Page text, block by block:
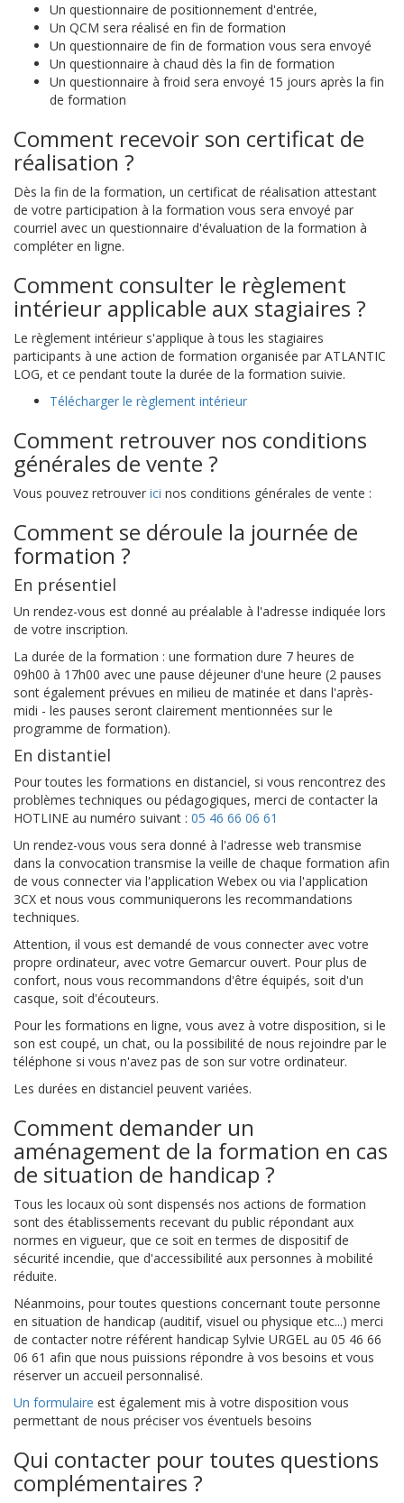
Un questionnaire de positionnement d'entrée,
Un QCM sera réalisé en fin de formation
Un questionnaire de fin de formation vous sera envoyé
Un questionnaire à chaud dès la fin de formation
Un questionnaire à froid sera envoyé 15 jours après la fin
de formation
Comment recevoir son certificat de
réalisation ?
Dès la fin de la formation, un certificat de réalisation attestant
de votre participation à la formation vous sera envoyé par
courriel avec un questionnaire d'évaluation de la formation à
compléter en ligne.
Comment consulter le règlement
intérieur applicable aux stagiaires ?
Le règlement intérieur s'applique à tous les stagiaires
participants à une action de formation organisée par ATLANTIC
LOG, et ce pendant toute la durée de la formation suivie.
Télécharger le règlement intérieur
Comment retrouver nos conditions
générales de vente ?
Vous pouvez retrouver ici nos conditions générales de vente :
Comment se déroule la journée de
formation ?
En présentiel
Un rendez-vous est donné au préalable à l'adresse indiquée lors
de votre inscription.
La durée de la formation : une formation dure 7 heures de
09h00 à 17h00 avec une pause déjeuner d'une heure (2 pauses
sont également prévues en milieu de matinée et dans l'après-
midi - les pauses seront clairement mentionnées sur le
programme de formation).
En distantiel
Pour toutes les formations en distanciel, si vous rencontrez des
problèmes techniques ou pédagogiques, merci de contacter la
HOTLINE au numéro suivant : 05 46 66 06 61
Un rendez-vous vous sera donné à l'adresse web transmise
dans la convocation transmise la veille de chaque formation afin
de vous connecter via l'application Webex ou via l'application
3CX et nous vous communiquerons les recommandations
techniques.
Attention, il vous est demandé de vous connecter avec votre
propre ordinateur, avec votre Gemarcur ouvert. Pour plus de
confort, nous vous recommandons d'être équipés, soit d'un
casque, soit d'écouteurs.
Pour les formations en ligne, vous avez à votre disposition, si le
son est coupé, un chat, ou la possibilité de nous rejoindre par le
téléphone si vous n'avez pas de son sur votre ordinateur.
Les durées en distanciel peuvent variées.
Comment demander un
aménagement de la formation en cas
de situation de handicap ?
Tous les locaux où sont dispensés nos actions de formation
sont des établissements recevant du public répondant aux
normes en vigueur, que ce soit en termes de dispositif de
sécurité incendie, que d'accessibilité aux personnes à mobilité
réduite.
Néanmoins, pour toutes questions concernant toute personne
en situation de handicap (auditif, visuel ou physique etc...) merci
de contacter notre référent handicap Sylvie URGEL au 05 46 66
06 61 afin que nous puissions répondre à vos besoins et vous
réserver un accueil personnalisé.
Un formulaire est également mis à votre disposition vous
permettant de nous préciser vos éventuels besoins
Qui contacter pour toutes questions
complémentaires ?